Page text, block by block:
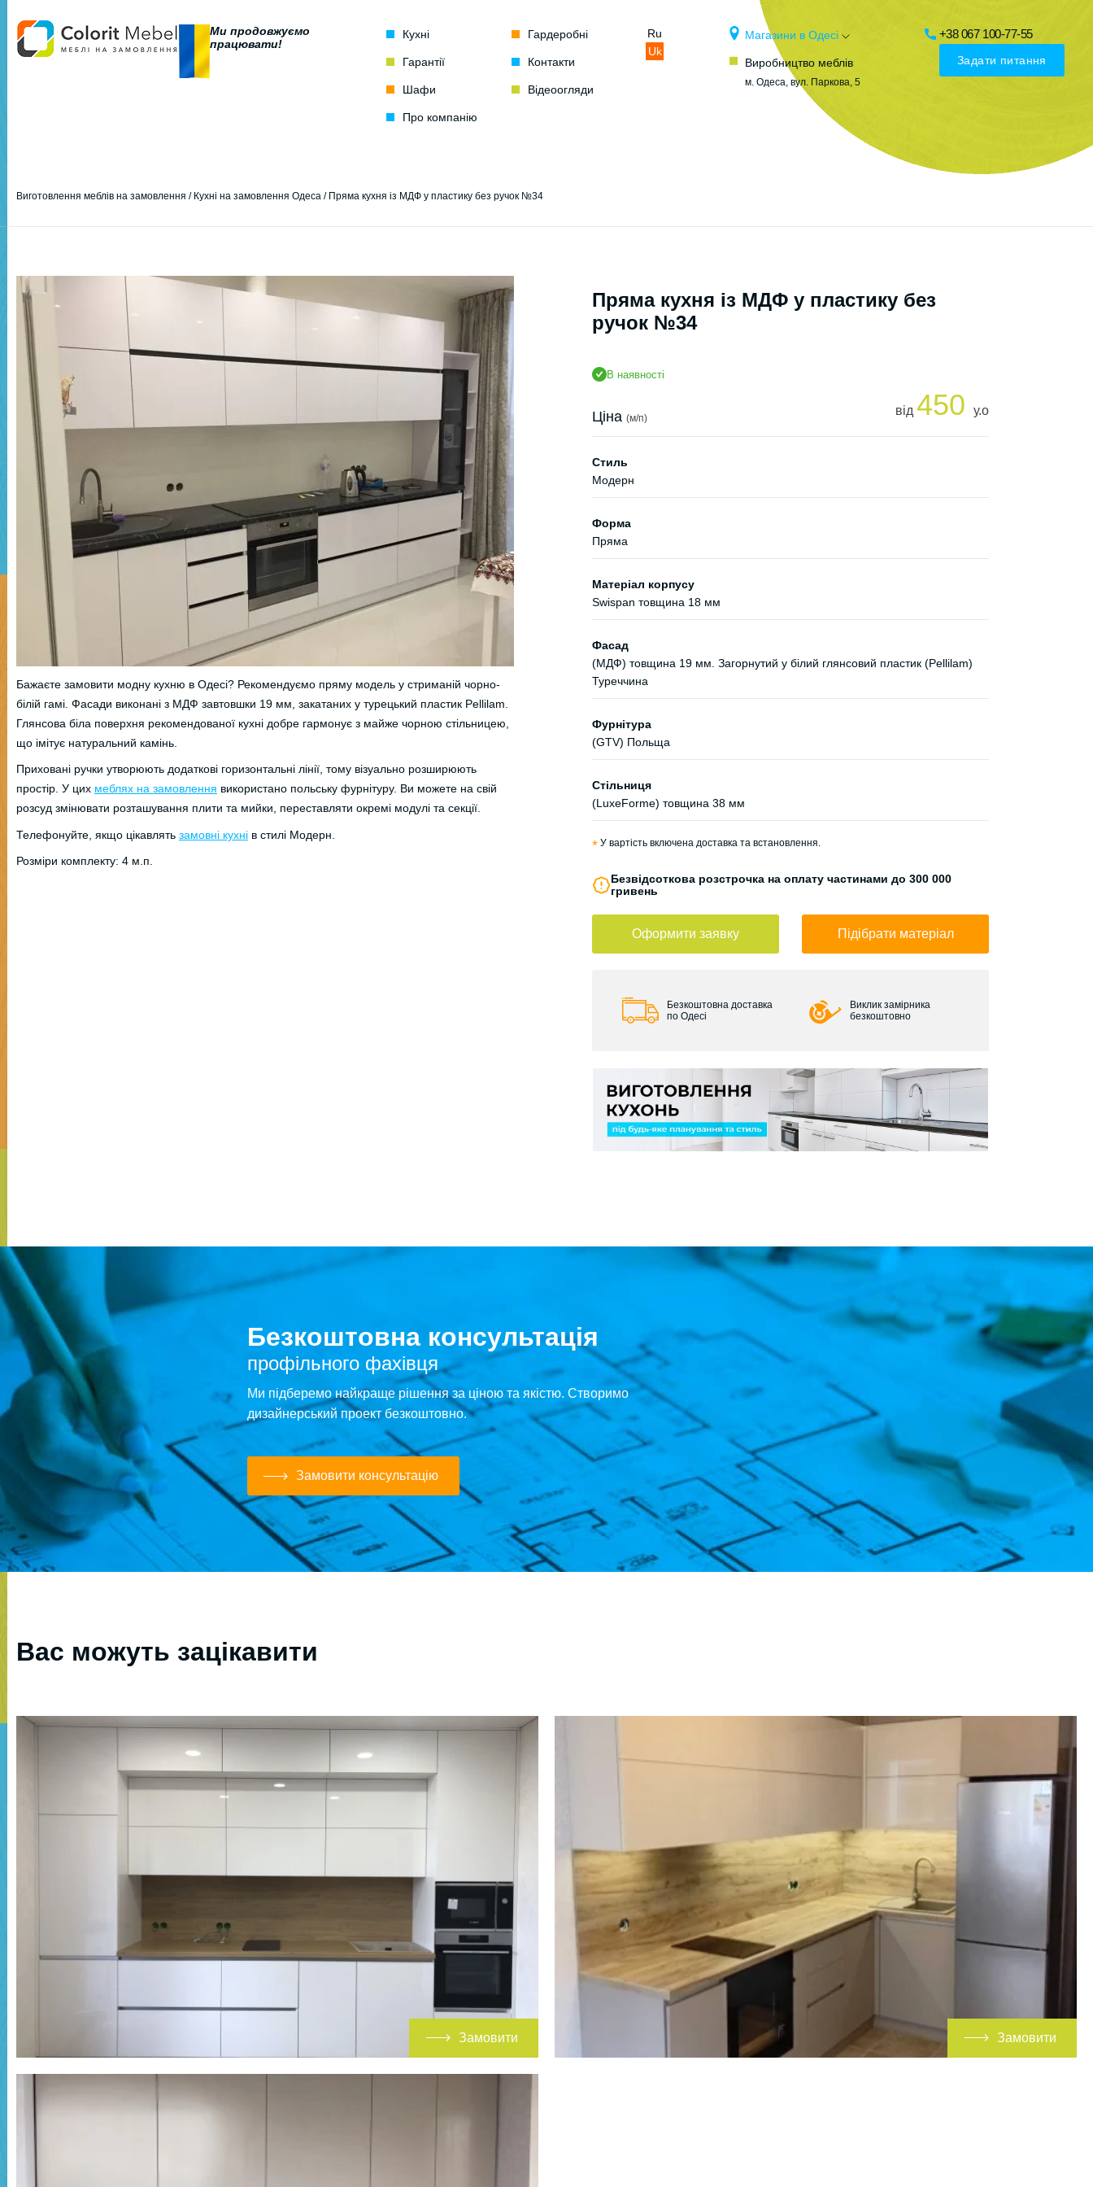
Ми продовжуємо
працювати!
Кухні Гардеробні
Гарантії Контакти
Шафи Відеоогляди
Про компанію
Uk
Ru Магазини в Одесі
Виробництво меблів
м. Одеса, вул. Паркова, 5
+38 067 100-77-55
Задати питання
Виготовлення меблів на замовлення / Кухні на замовлення Одеса / Пряма кухня із МДФ у пластику без ручок №34
Бажаєте замовити модну кухню в Одесі? Рекомендуємо пряму модель у стриманій чорно-
білій гамі. Фасади виконані з МДФ завтовшки 19 мм, закатаних у турецький пластик Pellilam.
Глянсова біла поверхня рекомендованої кухні добре гармонує з майже чорною стільницею,
що імітує натуральний камінь.
Приховані ручки утворюють додаткові горизонтальні лінії, тому візуально розширюють
простір. У цих меблях на замовлення використано польську фурнітуру. Ви можете на свій
розсуд змінювати розташування плити та мийки, переставляти окремі модулі та секції.
Телефонуйте, якщо цікавлять замовні кухні в стилі Модерн.
Розміри комплекту: 4 м.п.
Пряма кухня із МДФ у пластику без
ручок №34
В наявності
Ціна (м/п)
від 450 у.о
Стиль
Модерн
Форма
Пряма
Матеріал корпусу
Swispan товщина 18 мм
Фасад
(МДФ) товщина 19 мм. Загорнутий у білий глянсовий пластик (Pellilam)
Туреччина
Фурнітура
(GTV) Польща
Стільниця
(LuxeForme) товщина 38 мм
* У вартість включена доставка та встановлення.
Безвідсоткова розстрочка на оплату частинами до 300 000
гривень
Оформити заявку Підібрати матеріал
Безкоштовна доставка
по Одесі
Виклик замірника
безкоштовно
Безкоштовна консультація
профільного фахівця
Ми підберемо найкраще рішення за ціною та якістю. Створимо
дизайнерський проект безкоштовно.
Замовити консультацію
Вас можуть зацікавити
Замовити Замовити